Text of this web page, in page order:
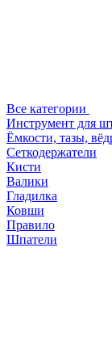
Все категории
Инструмент для
Ёмкости, тазы,
Сеткодержатели
Кисти
Валики
Гладилка
Ковши
Правило
Шпатели